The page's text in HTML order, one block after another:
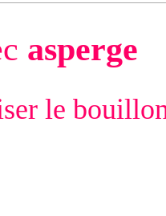
"Veste Rue
asperge
le